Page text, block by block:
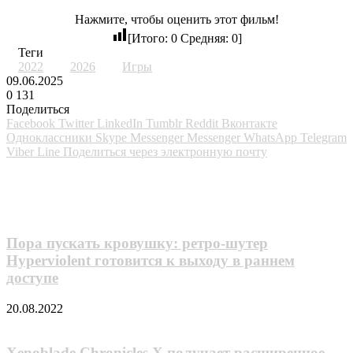
Нажмите, чтобы оценить этот фильм!
[Итого: 0Средняя: 0]
Теги
2022
2026
Игры
09.06.2025
0 131
Поделиться
Facebook Twitter LinkedIn Tumblr Reddit Вконтакте
Одноклассники Skype Messenger Messenger WhatsApp Telegram
Viber Line Поделиться через электронную почту
Пора пускать кровушку: ретро-шутер
Hyperviolent готовится к выходу в раннем
доступе
20.08.2022